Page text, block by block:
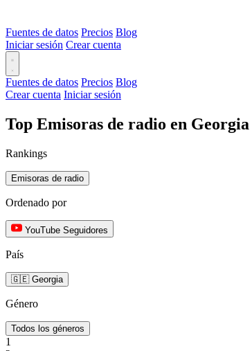
Fuentes de datos Precios Blog
Iniciar sesión Crear cuenta
Fuentes de datos Precios Blog
Crear cuenta Iniciar sesión
Top Emisoras de radio en
Rankings
Emisoras de radio
Ordenado por
YouTube Seguidores
País
🇬🇪 Georgia
Género
Todos los géneros
1